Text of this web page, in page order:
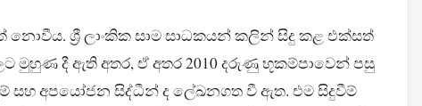
ශ්‍රී ලාංකික සාම සාධකයන් කලින් සිදු කළ එක්සත්
මුහුණ දී ඇති අතර, ඒ අතර 2010 දරුණු භූකම්පාවෙන් පසු
සහ අපයෝජන සිද්ධීන් ද ලේඛනගත වී ඇත. එම සිදුවීම්